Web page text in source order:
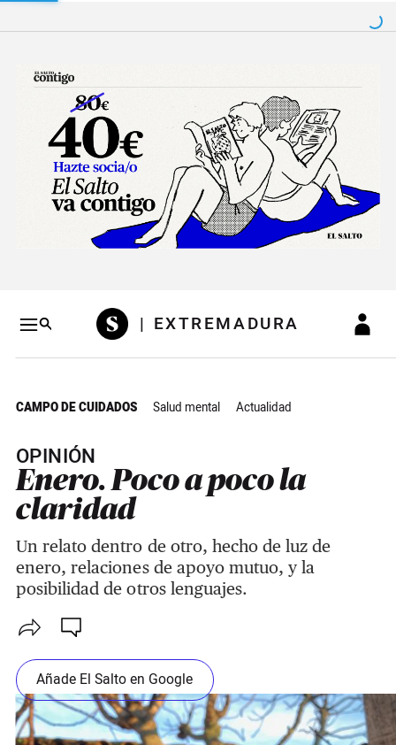
Salto a contenido
| EXTREMADURA
CAMPO DE CUIDADOS Salud mental Actualidad
OPINIÓN
Enero. Poco a poco la
claridad
Un relato dentro de otro, hecho de luz de
enero, relaciones de apoyo mutuo, y la
posibilidad de otros lenguajes.
Añade El Salto en Google